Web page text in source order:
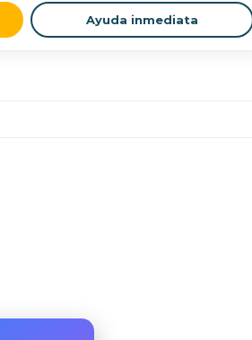
Ayuda inmediata